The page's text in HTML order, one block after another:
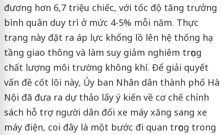
đương hơn 6,7 triệu chiếc, với tốc độ tăng trưởng
bình quân duy trì ở mức 4-5% mỗi năm. Thực
trạng này đặt ra áp lực khổng lồ lên hệ thống hạ
tầng giao thông và làm suy giảm nghiêm trọng
chất lượng môi trường không khí. Để giải quyết
vấn đề cốt lõi này, Ủy ban Nhân dân thành phố Hà
Nội đã đưa ra dự thảo lấy ý kiến về cơ chế chính
sách hỗ trợ người dân đổi xe máy xăng sang xe
máy điện, coi đây là một bước đi quan trọng trong